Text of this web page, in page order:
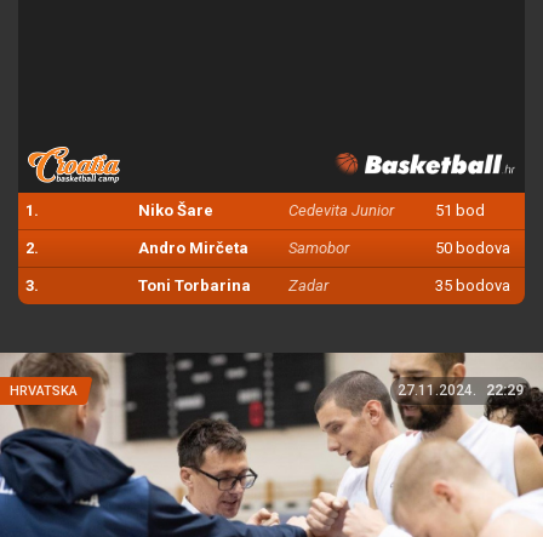
1. Niko Šare Cedevita Junior 51 bod
2. Andro Mirčeta Samobor 50 bodova
3. Toni Torbarina Zadar 35 bodova
HRVATSKA 27.11.2024. 22:29